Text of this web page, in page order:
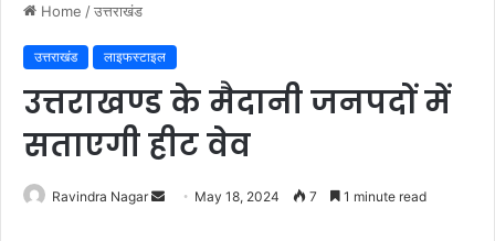
Home /उत्तराखंड
उत्तराखंड लाइफस्टाइल
उत्तराखण्ड के मैदानी जनपदों में
सताएगी हीट वेव
Ravindra Nagar
Send May 18, 2024 7 1 minute read